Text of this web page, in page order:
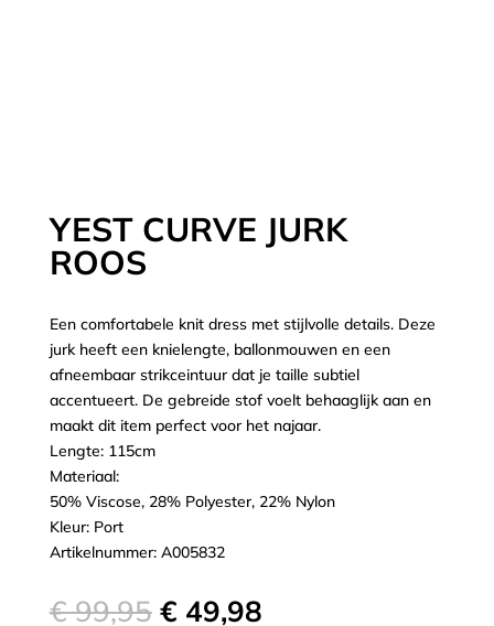
YEST CURVE JURK
ROOS
Een comfortabele knit dress met stijlvolle details. Deze
jurk heeft een knielengte, ballonmouwen en een
afneembaar strikceintuur dat je taille subtiel
accentueert. De gebreide stof voelt behaaglijk aan en
maakt dit item perfect voor het najaar.
Lengte: 115cm
Materiaal:
50% Viscose, 28% Polyester, 22% Nylon
Kleur: Port
Artikelnummer: A005832
€99,95 Oorspronkelijke
€ 49,98Huidige